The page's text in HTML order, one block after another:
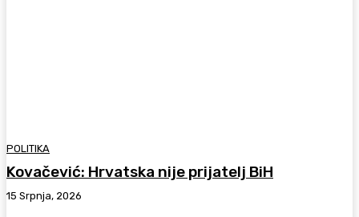
POLITIKA
Kovačević: Hrvatska nije prijatelj BiH
15 Srpnja, 2026